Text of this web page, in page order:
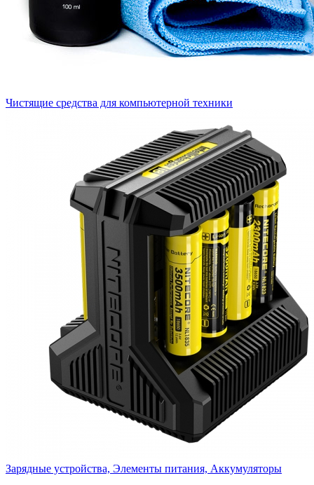
Чистящие средства для компьютерной техники
Зарядные устройства, Элементы питания, Аккумуляторы